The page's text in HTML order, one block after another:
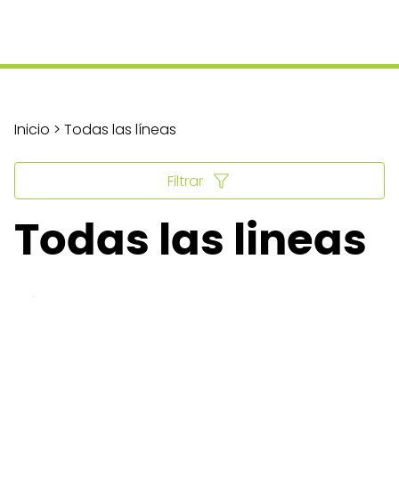
Todas las lineas
Inicio > Todas las líneas
Filtrar